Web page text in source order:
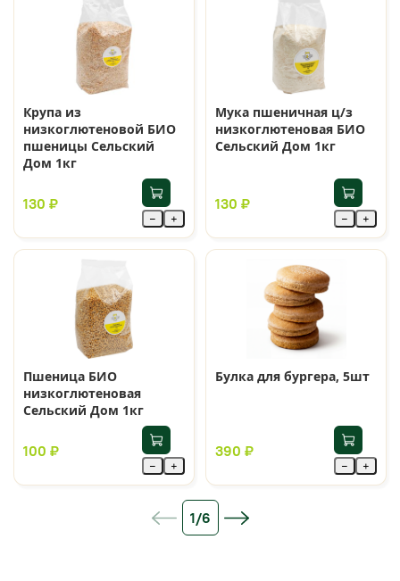
Крупа из
низкоглютеновой БИО
пшеницы Сельский
Дом 1кг
130 ₽
− +
Мука пшеничная ц/з
низкоглютеновая БИО
Сельский Дом 1кг
130 ₽
− +
Пшеница БИО
низкоглютеновая
Сельский Дом 1кг
100 ₽
− +
Булка для бургера, 5шт
390 ₽
− +
1/6